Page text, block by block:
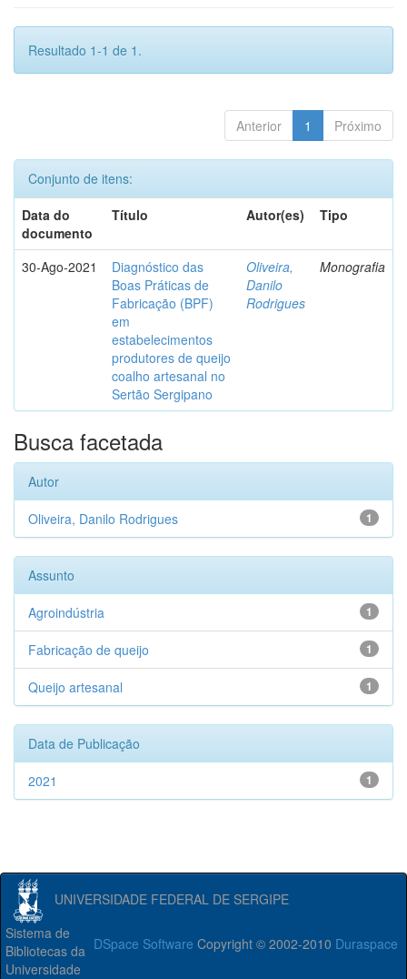
Resultado 1-1 de 1.
Anterior 1 Próximo
Conjunto de itens:
Data do
documento
Título Autor(es) Tipo
30-Ago-2021
Diagnóstico das
Boas Práticas de
Fabricação (BPF)
em
estabelecimentos
produtores de queijo
coalho artesanal no
Sertão Sergipano
Oliveira,
Danilo
Rodrigues
Monografia
Busca facetada
Autor
1
Oliveira, Danilo Rodrigues
Assunto
1
Agroindústria
1
Fabricação de queijo
1
Queijo artesanal
Data de Publicação
1
2021
UNIVERSIDADE FEDERAL DE SERGIPE
DSpace Software Copyright © 2002-2010 Duraspace
Sistema de
Bibliotecas da
Universidade